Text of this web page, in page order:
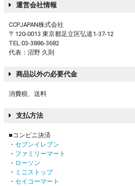
運営会社情報
CCPJAPAN株式会社
〒120-0013 東京都足立区弘道1-37-12
TEL:03-3886-3682
代表：沼野 久則
商品以外の必要代金
消費税、送料
支払方法
■コンビニ決済
・ セブンイレブン
・ ファミリーマート
・ ローソン
・ ミニストップ
・ セイコーマート